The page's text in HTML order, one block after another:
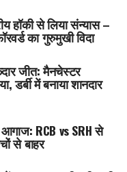
हॉकी से लिया संन्यास –
का गुरुमुखी विदा
जीत: मैनचेस्टर
डर्बी में बनाया शानदार
RCB vs SRH से
से बाहर